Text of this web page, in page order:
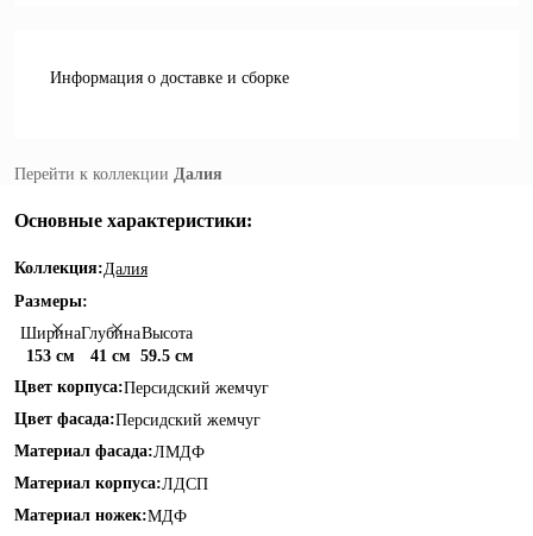
Информация о доставке и сборке
Перейти к коллекции Далия
Основные характеристики:
Коллекция:Далия
Размеры:
Ширина
153 см
Глубина
41 см
Высота
59.5 см
Цвет корпуса:Персидский жемчуг
Цвет фасада:Персидский жемчуг
Материал фасада:ЛМДФ
Материал корпуса:ЛДСП
Материал ножек:МДФ